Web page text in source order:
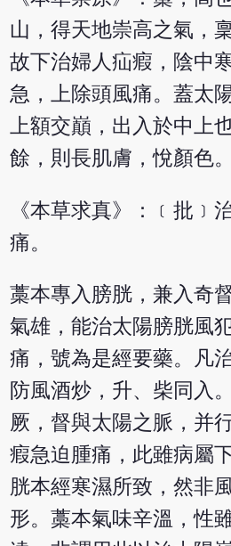
山，得天地崇高之氣，
故下治婦人疝瘕，陰中
急，上除頭風痛。蓋太
上額交巔，出入於中上
餘，則長肌膚，悅顏色。
《本草求真》：﹝批﹞
痛。
藁本專入膀胱，兼入奇
氣雄，能治太陽膀胱風
痛，號為是經要藥。凡
防風酒炒，升、柴同入
厥，督與太陽之脈，并
瘕急迫腫痛，此雖病屬
胱本經寒濕所致，然非
形。藁本氣味辛溫，性